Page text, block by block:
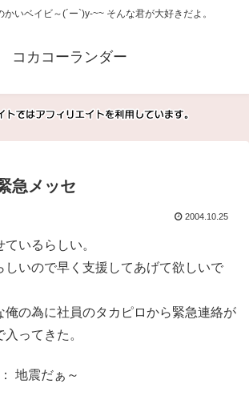
かいベイビ～(´ー`)y-~~ そんな君が大好きだよ。
コカコーランダー
急メッセ
2004.10.25
いるらしい。
しいので早く支援してあげて欲しいで
俺の為に社員のタカピロから緊急連絡が
ってきた。
地震だぁ～